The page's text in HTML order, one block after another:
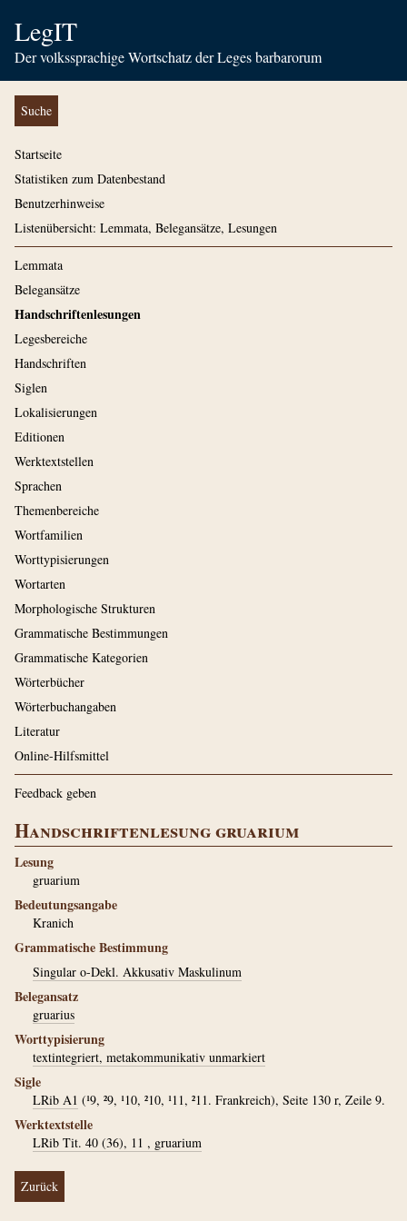
LegIT
Der volkssprachige Wortschatz der Leges barbarorum
Suche
Startseite
Statistiken zum Datenbestand
Benutzerhinweise
Listenübersicht: Lemmata, Belegansätze, Lesungen
Lemmata
Belegansätze
Handschriftenlesungen
Legesbereiche
Handschriften
Siglen
Lokalisierungen
Editionen
Werktextstellen
Sprachen
Themenbereiche
Wortfamilien
Worttypisierungen
Wortarten
Morphologische Strukturen
Grammatische Bestimmungen
Grammatische Kategorien
Wörterbücher
Wörterbuchangaben
Literatur
Online-Hilfsmittel
Feedback geben
Handschriftenlesung gruarium
Lesung
gruarium
Bedeutungsangabe
Kranich
Grammatische Bestimmung
Singular o-Dekl. Akkusativ Maskulinum
Belegansatz
gruarius
Worttypisierung
textintegriert, metakommunikativ unmarkiert
Sigle
LRib A1 (¹9, ²9, ¹10, ²10, ¹11, ²11. Frankreich), Seite 130 r, Zeile 9.
Werktextstelle
LRib Tit. 40 (36), 11 , gruarium
Zurück